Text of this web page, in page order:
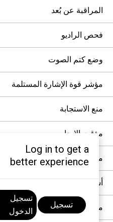
المراقبة عن بُعد
فحص الراديو
وضع كتم الصوت
مؤشر قوة الإشارة المستلمة
منع الاستجابة
مؤقت الإيجار
منع الإرسال
أسبقية المكالمات
مقاطعة الصوت
Log in to get a
better experience
تسجيل
تسجيل
الدخول